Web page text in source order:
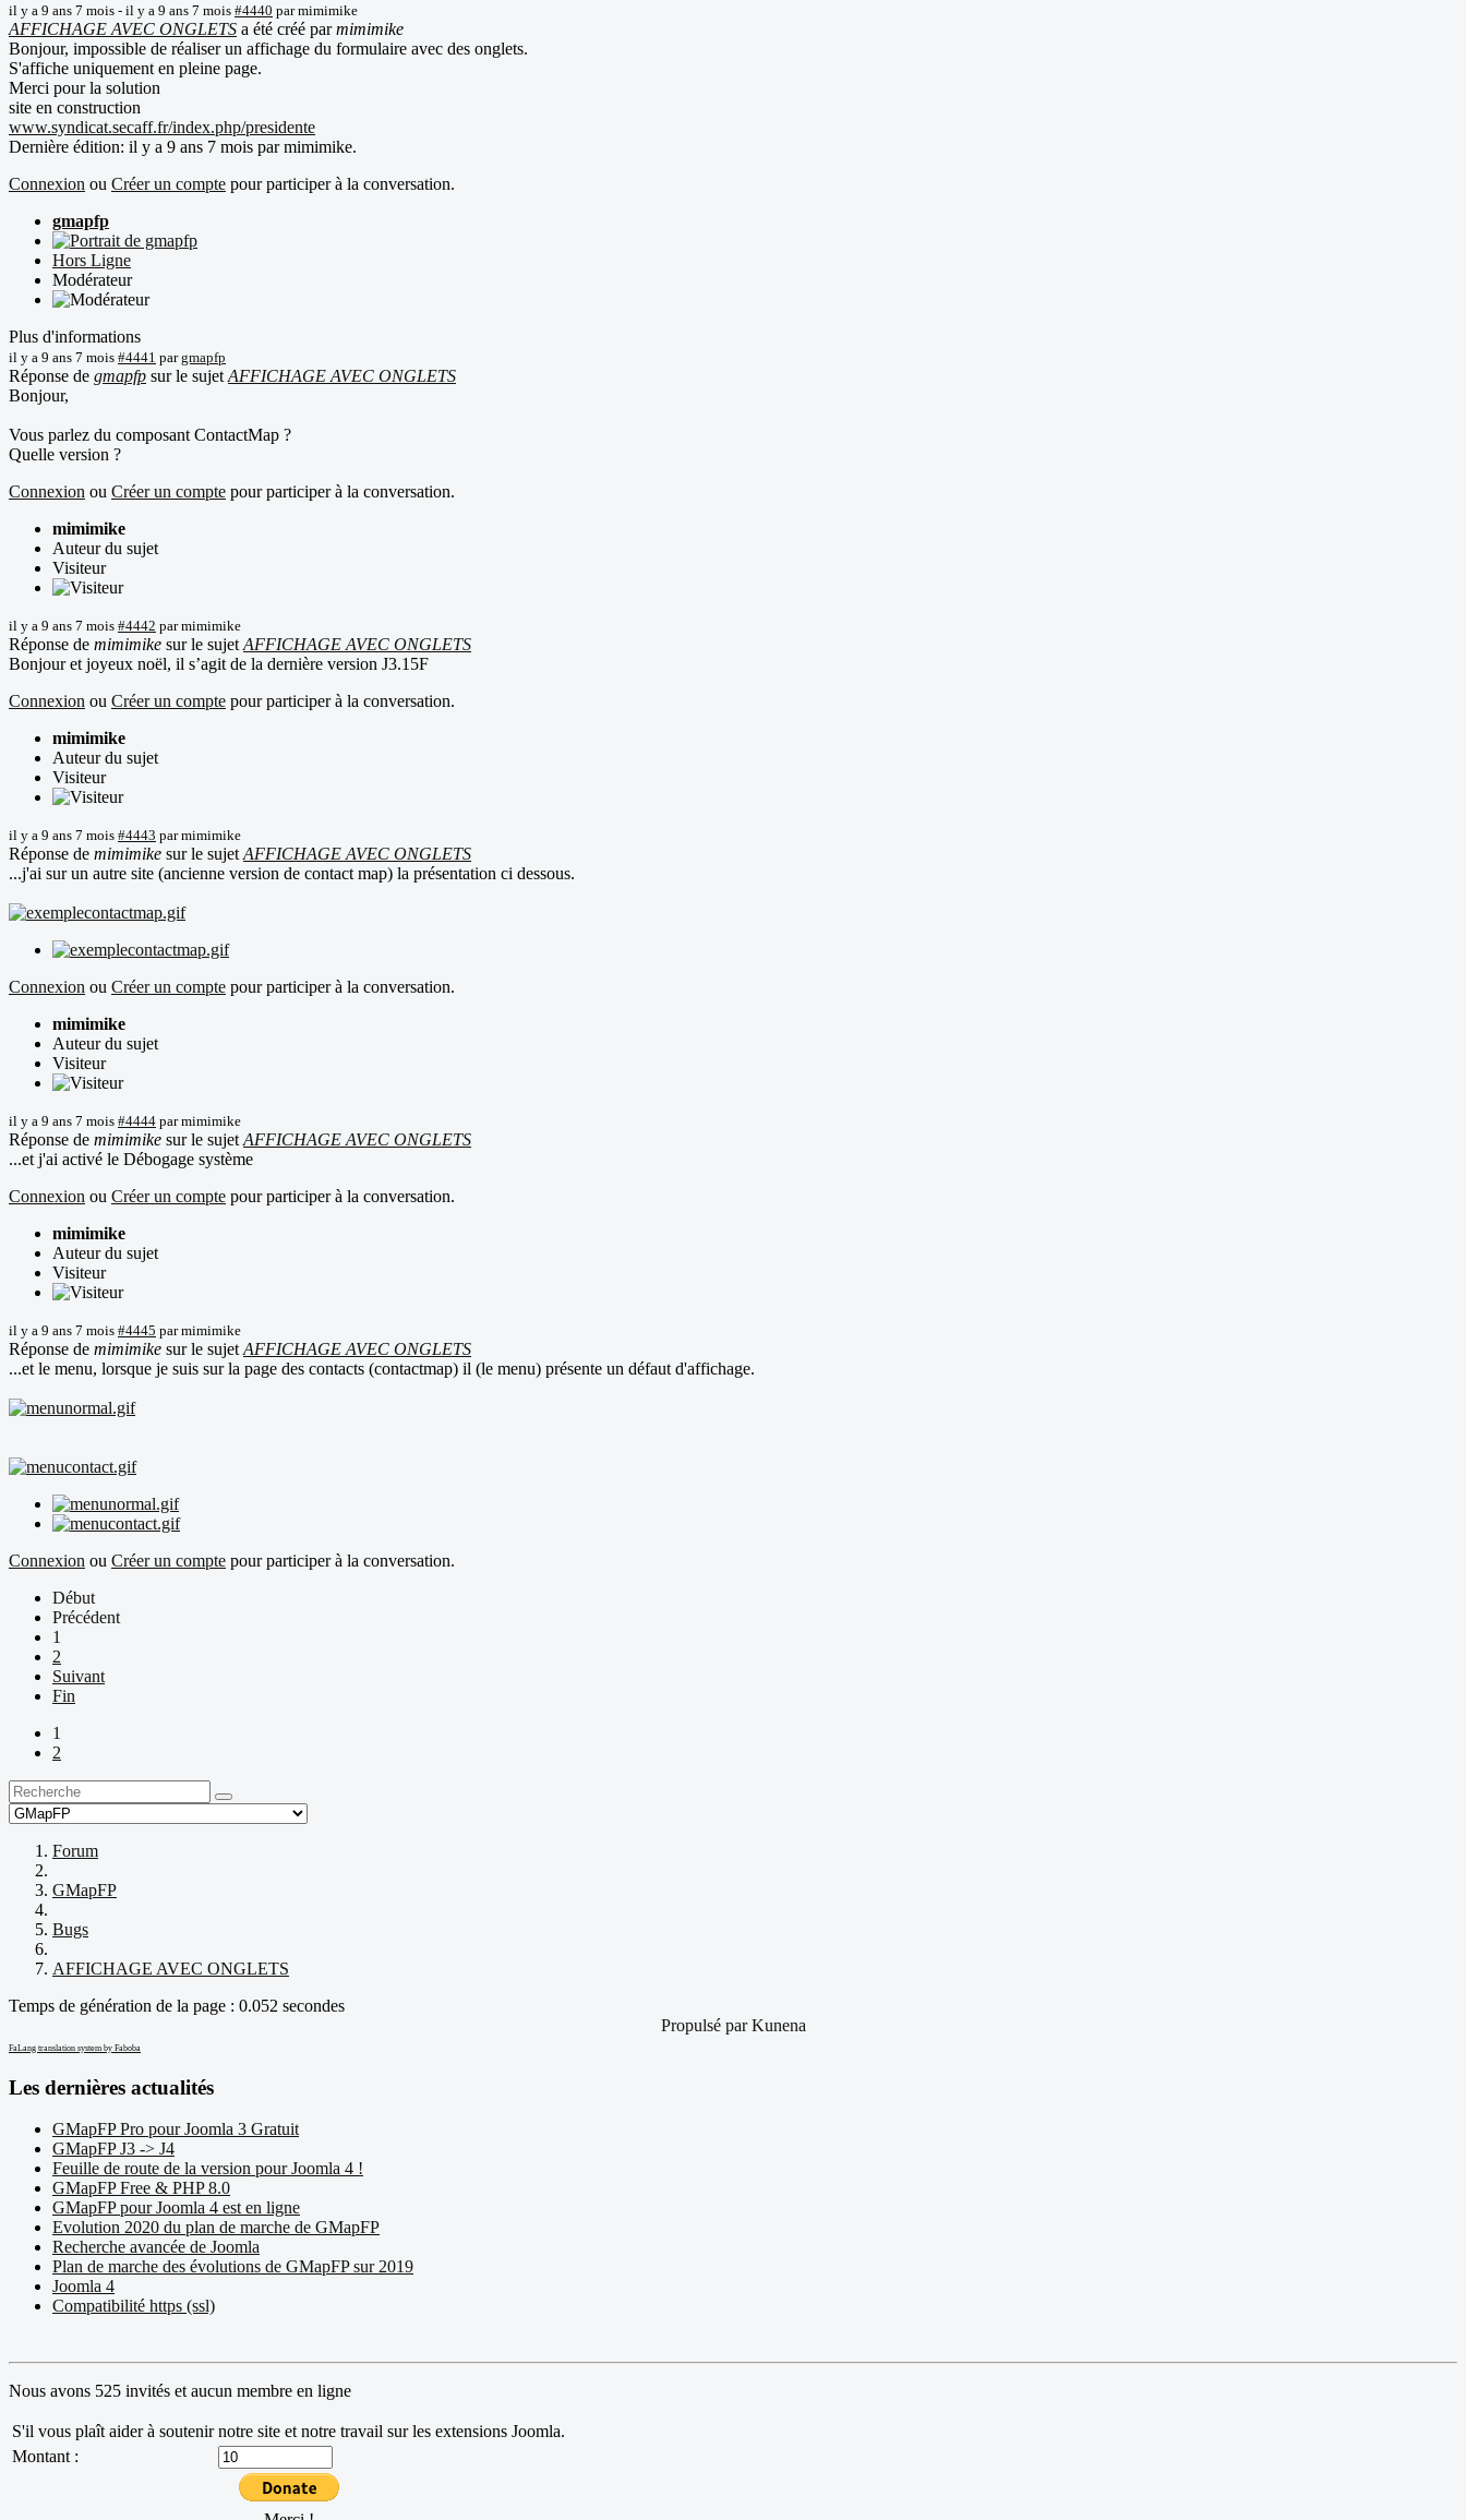
il y a 9 ans 7 mois - il y a 9 ans 7 mois #4440 parmimimike
AFFICHAGE AVEC ONGLETS a été créé parmimimike
Bonjour, impossible de réaliser un affichage du formulaire avec des onglets.
S'affiche uniquement en pleine page.
Merci pour la solution
site en construction
www.syndicat.secaff.fr/index.php/presidente
Dernière édition: il y a 9 ans 7 mois parmimimike.
Connexion ou Créer un compte pour participer à la conversation.
gmapfp
Hors Ligne
Modérateur
Plus d'informations
il y a 9 ans 7 mois #4441 pargmapfp
Réponse de gmapfp sur le sujet AFFICHAGE AVEC ONGLETS
Bonjour,
Vous parlez du composant ContactMap ?
Quelle version ?
Connexion ou Créer un compte pour participer à la conversation.
mimimike
Auteur du sujet
Visiteur
il y a 9 ans 7 mois #4442 parmimimike
Réponse de mimimike sur le sujet AFFICHAGE AVEC ONGLETS
Bonjour et joyeux noël, il s’agit de la dernière version J3.15F
Connexion ou Créer un compte pour participer à la conversation.
mimimike
Auteur du sujet
Visiteur
il y a 9 ans 7 mois #4443 parmimimike
Réponse de mimimike sur le sujet AFFICHAGE AVEC ONGLETS
...j'ai sur un autre site (ancienne version de contact map) la présentation ci dessous.
Connexion ou Créer un compte pour participer à la conversation.
mimimike
Auteur du sujet
Visiteur
il y a 9 ans 7 mois #4444 parmimimike
Réponse de mimimike sur le sujet AFFICHAGE AVEC ONGLETS
...et j'ai activé le Débogage système
Connexion ou Créer un compte pour participer à la conversation.
mimimike
Auteur du sujet
Visiteur
il y a 9 ans 7 mois #4445 parmimimike
Réponse de mimimike sur le sujet AFFICHAGE AVEC ONGLETS
...et le menu, lorsque je suis sur la page des contacts (contactmap) il (le menu) présente un défaut d'affichage.
Connexion ou Créer un compte pour participer à la conversation.
Début
Précédent
1
2
Suivant
Fin
1
2
Forum
GMapFP
Bugs
AFFICHAGE AVEC ONGLETS
Temps de génération de la page : 0.052 secondes
Propulsé parKunena
FaLang translation system by Faboba
Les dernières actualités
GMapFP Pro pour Joomla 3 Gratuit
GMapFP J3 -> J4
Feuille de route de la version pour Joomla 4 !
GMapFP Free & PHP 8.0
GMapFP pour Joomla 4 est en ligne
Evolution 2020 du plan de marche de GMapFP
Recherche avancée de Joomla
Plan de marche des évolutions de GMapFP sur 2019
Joomla 4
Compatibilité https (ssl)
Nous avons 525 invités et aucun membre en ligne
S'il vous plaît aider à soutenir notre site et notre travail sur les extensions Joomla.
Montant :